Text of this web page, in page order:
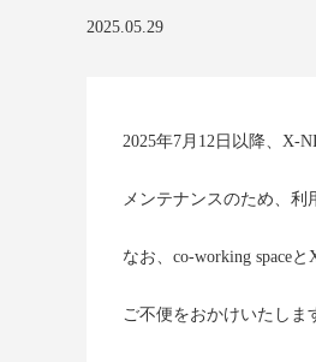
2025.05.29
2025年7月12日以降、X-
メンテナンスのため、利
なお、co-working space
ご不便をおかけいたしま